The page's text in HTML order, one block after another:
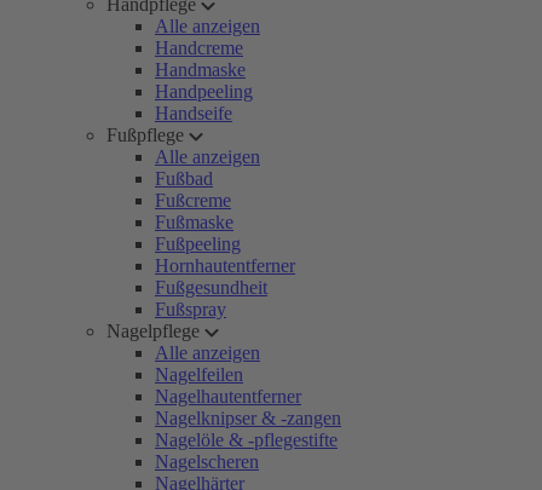
Handpflege
Alle anzeigen
Handcreme
Handmaske
Handpeeling
Handseife
Fußpflege
Alle anzeigen
Fußbad
Fußcreme
Fußmaske
Fußpeeling
Hornhautentferner
Fußgesundheit
Fußspray
Nagelpflege
Alle anzeigen
Nagelfeilen
Nagelhautentferner
Nagelknipser & -zangen
Nagelöle & -pflegestifte
Nagelscheren
Nagelhärter